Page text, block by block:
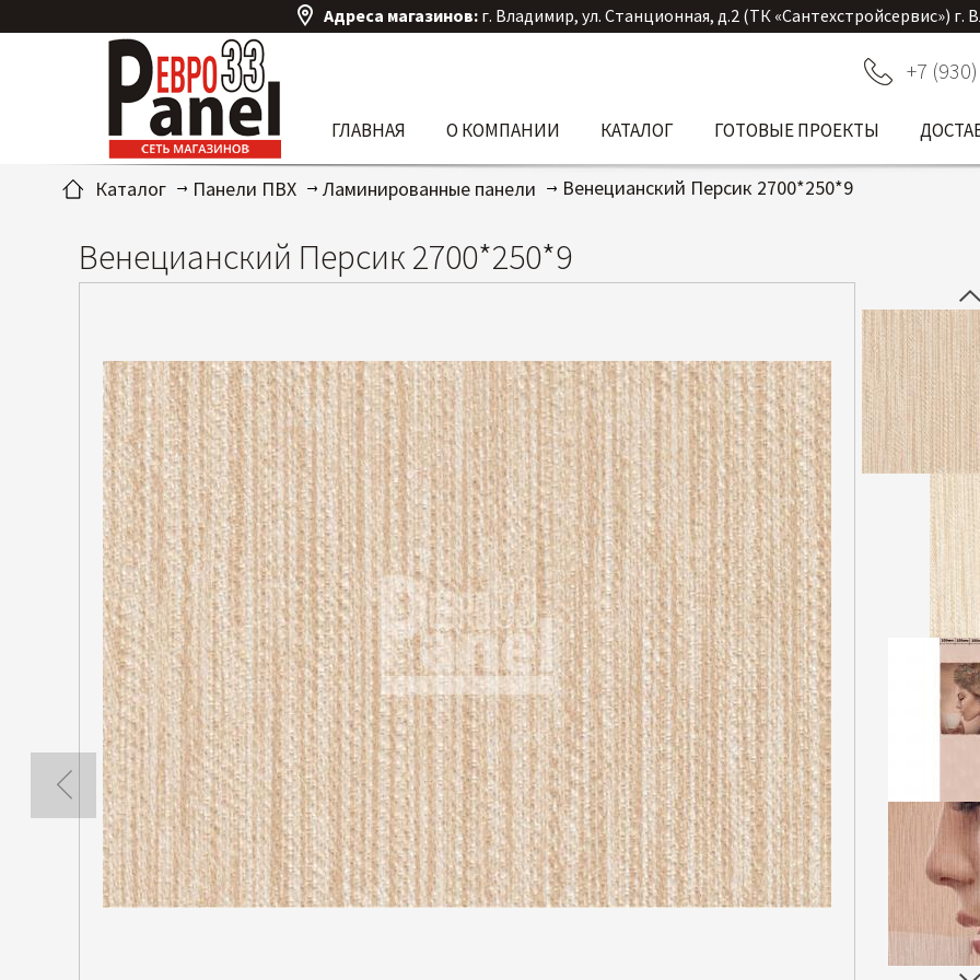
Адреса магазинов: г. Владимир, ул. Станционная, д.2 (ТК «Сантехстройсервис»)
+7
ГЛАВНАЯ О КОМПАНИИ КАТАЛОГ ГОТОВЫЕ ПРОЕКТЫ
Каталог Панели ПВХ Ламинированные панели Венецианский Персик 2700*250*9
Венецианский Персик 2700*250*9